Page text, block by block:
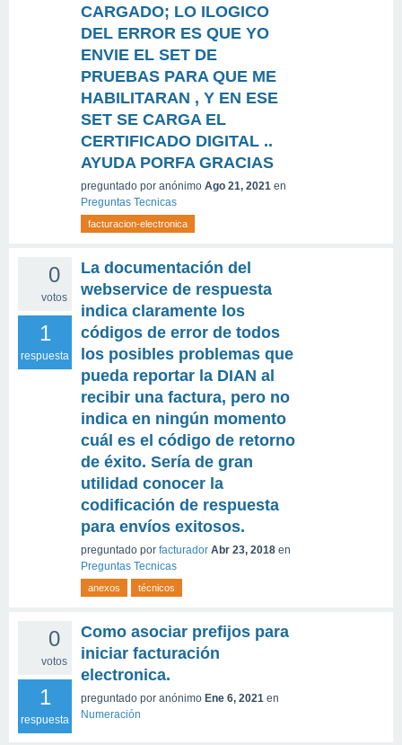
CARGADO; LO ILOGICO
DEL ERROR ES QUE YO
ENVIE EL SET DE
PRUEBAS PARA QUE ME
HABILITARAN , Y EN ESE
SET SE CARGA EL
CERTIFICADO DIGITAL ..
AYUDA PORFA GRACIAS
preguntado por anónimo Ago 21, 2021 en
Preguntas Tecnicas
facturacion-electronica
0
votos
1
respuesta
La documentación del
webservice de respuesta
indica claramente los
códigos de error de todos
los posibles problemas que
pueda reportar la DIAN al
recibir una factura, pero no
indica en ningún momento
cuál es el código de retorno
de éxito. Sería de gran
utilidad conocer la
codificación de respuesta
para envíos exitosos.
preguntado por facturador Abr 23, 2018 en
Preguntas Tecnicas
anexos técnicos
0
votos
1
respuesta
Como asociar prefijos para
iniciar facturación
electronica.
preguntado por anónimo Ene 6, 2021 en
Numeración